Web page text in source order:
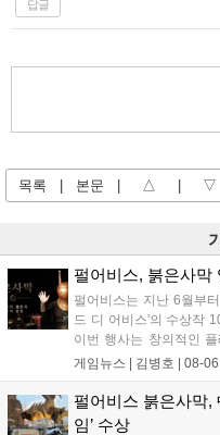
답글
목록 본문 △
펄어비스, 붉은사막
펄어비스는 지난 6월부
드 디 어비스'의 수상작
이번 행사는 창의적인
수상자들에게는 펄어비
인공 클리프의 여정을 담
니다....
게임뉴스 | 김병호 08-06
펄어비스 붉은사막,
임’ 수상